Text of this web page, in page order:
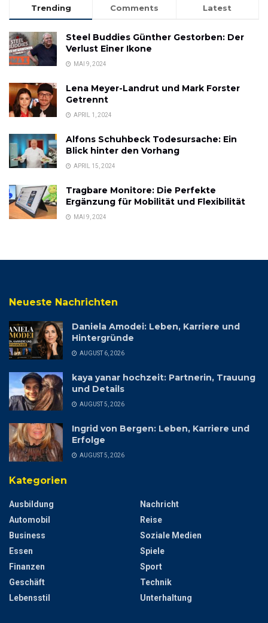
Trending Comments Latest
Steel Buddies Günther Gestorben: Der
Verlust Einer Ikone
MAI 9, 2024
Lena Meyer-Landrut und Mark Forster
Getrennt
APRIL 1, 2024
Alfons Schuhbeck Todesursache: Ein
Blick hinter den Vorhang
APRIL 15, 2024
Tragbare Monitore: Die Perfekte
Ergänzung für Mobilität und Flexibilität
MAI 9, 2024
Neueste Nachrichten
Daniela Amodei: Leben, Karriere und
Hintergründe
AUGUST 6, 2026
kaya yanar hochzeit: Partnerin, Trauung
und Details
AUGUST 5, 2026
Ingrid von Bergen: Leben, Karriere und
Erfolge
AUGUST 5, 2026
Kategorien
Ausbildung
Automobil
Business
Essen
Finanzen
Geschäft
Lebensstil
Nachricht
Reise
Soziale Medien
Spiele
Sport
Technik
Unterhaltung